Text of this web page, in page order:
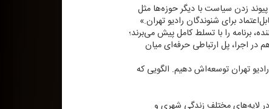
زدن سیاست با دیگر حوزه‌ها مثل
برای شنوندگان رادیو تهران.»
برنامه را با تسلط كامل پیش می‌برند؛
در اجرا، پل ارتباطی حرفه‌ای میان
تهران توسعه‌اش دهیم. الگویی كه
لایه‌های مختلف زندگی شهری و